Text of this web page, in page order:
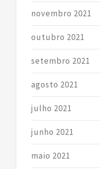
novembro 2021
outubro 2021
setembro 2021
agosto 2021
julho 2021
junho 2021
maio 2021